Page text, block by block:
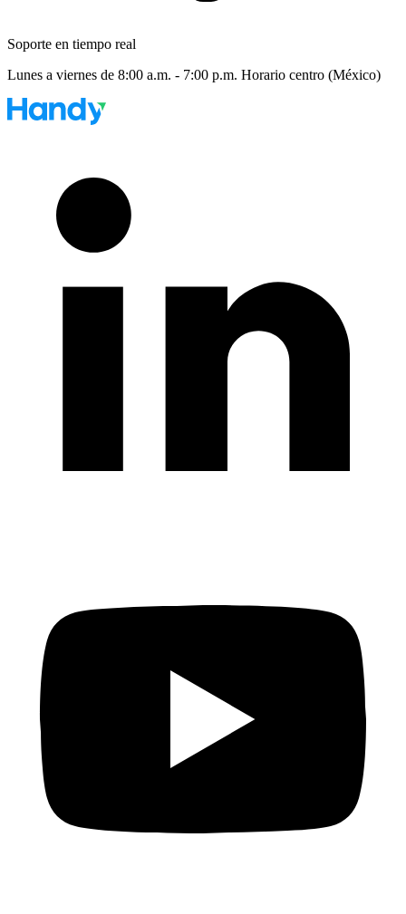
Soporte en tiempo real
Lunes a viernes de 8:00 a.m. - 7:00 p.m. Horario centro (México)